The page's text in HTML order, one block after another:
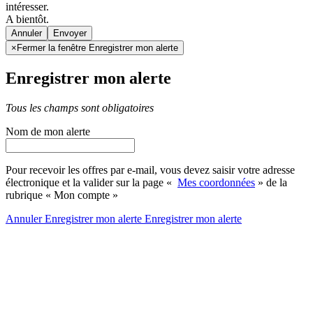
intéresser.
A bientôt.
Annuler
× Fermer la fenêtre Enregistrer mon alerte
Enregistrer mon alerte
Tous les champs sont obligatoires
Nom de mon alerte
Pour recevoir les offres par e-mail, vous devez saisir votre adresse
électronique et la valider sur la page « Mes coordonnées » de la
rubrique « Mon compte »
AnnulerEnregistrer mon alerte Enregistrermon alerte